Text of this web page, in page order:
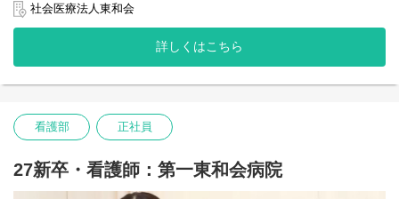
社会医療法人東和会
詳しくはこちら
看護部 正社員
27新卒・看護師：第一東和会病院